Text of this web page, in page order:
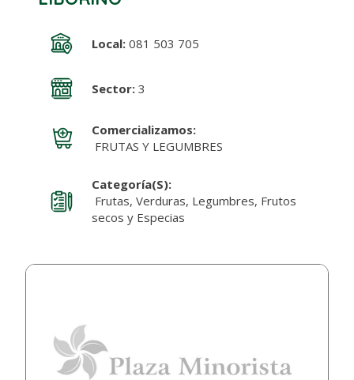
Local:081 503 705
Sector:3
Comercializamos:
FRUTAS Y LEGUMBRES
Categoría(s):
Frutas, Verduras, Legumbres, Frutos
secos y Especias